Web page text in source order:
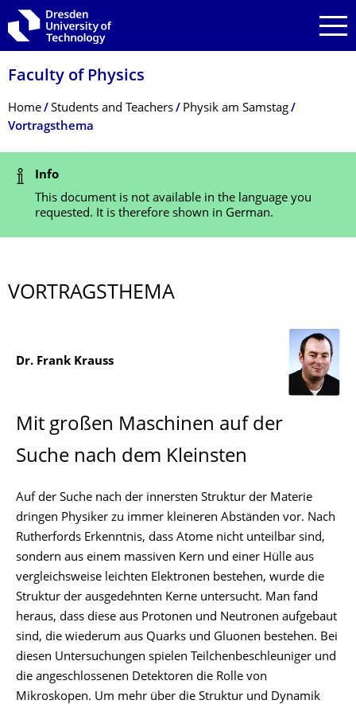
Skip to main navigation
Skip to search
Skip to content
Faculty of Physics
Breadcrumb Menu
Home Students and Teachers
Physik am Samstag
Vortragsthema
Status Message
Info
This document is not available in the language you
requested. It is therefore shown in German.
VORTRAGSTHEMA
Dr. Frank Krauss
Mit großen Maschinen auf der
Suche nach dem Kleinsten
Auf der Suche nach der innersten Struktur der Materie
dringen Physiker zu immer kleineren Abständen vor. Nach
Rutherfords Erkenntnis, dass Atome nicht unteilbar sind,
sondern aus einem massiven Kern und einer Hülle aus
vergleichsweise leichten Elektronen bestehen, wurde die
Struktur der ausgedehnten Kerne untersucht. Man fand
heraus, dass diese aus Protonen und Neutronen aufgebaut
sind, die wiederum aus Quarks und Gluonen bestehen. Bei
diesen Untersuchungen spielen Teilchenbeschleuniger und
die angeschlossenen Detektoren die Rolle von
Mikroskopen. Um mehr über die Struktur und Dynamik